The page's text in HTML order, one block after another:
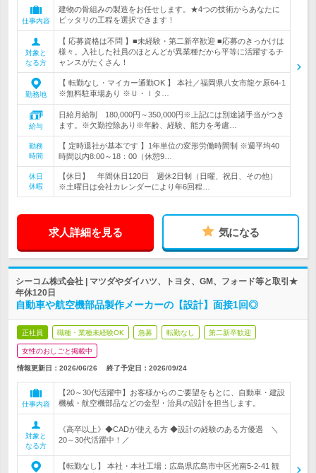
仕事内容
建物の骨組みの製造をお任せします。★4つの技術からあなたに
ピッタリの工程を選択できます！
対象と
なる方
【 応募資格は不問 】■未経験・第二新卒歓迎 ■応募のきっかけは
様々。入社した社員のほとんどが異業種だから平等に活躍するチ
ャンスがたくさん！
勤務地
【 転勤なし・マイカー通勤OK 】 本社／福岡県八女市龍ケ原64-1
※無料駐車場あり ※Ｕ・Ｉタ…
給与
日給月給制 180,000円～350,000円※上記には別途諸手当がつき
ます。※欠勤控除あり※年齢、経験、能力を考慮…
勤務
時間
【 定時退社が基本です 】1年単位の変形労働時間制 ※週平均40
時間以内8:00～18：00（休憩9…
休日
休暇
【休日】 年間休日120日 週休2日制（日曜、祝日、その他）
※土曜日は会社カレンダーにより年6回程…
求人詳細を見る 気になる
シーコム株式会社 | マツダやダイハツ、トヨタ、GM、フォード等と取引★
年休120日
自動車や航空機部品製作メーカーの【設計】面接1回◎
正社員 職種・業種未経験OK 急募 転勤なし 第二新卒歓迎
女性のおしごと掲載中
情報更新日：2026/06/26 終了予定日： 2026/09/24
仕事内容
【20～30代活躍中】お客様からのご要望をもとに、自動車・建設
機械・航空機部品などの金型・治具の設計を担当します。
対象と
なる方
《高卒以上》◆CADが使える方 ◆設計の経験のある方優遇 ＼
20～30代活躍中！／
【転勤なし】 本社・本社工場：広島県広島市中区光南5-2-41 観